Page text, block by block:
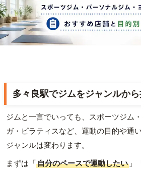
多々良駅でジムをジャンルか
ジムと一言でいっても、スポーツジム
ガ・ピラティスなど、運動の目的や通
ジャンルは変わります。
まずは「自分のペースで運動したい 」